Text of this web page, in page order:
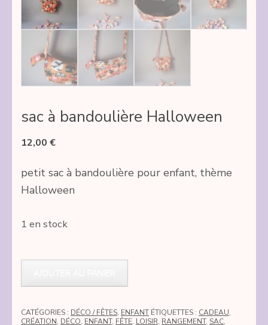
sac à bandoulière Halloween
12,00 €
petit sac à bandoulière pour enfant, thème
Halloween
1 en stock
sac
à
CATÉGORIES : DÉCO / FÊTES, ENFANT ÉTIQUETTES : CADEAU,
CRÉATION, DÉCO, ENFANT, FÊTE, LOISIR, RANGEMENT, SAC,